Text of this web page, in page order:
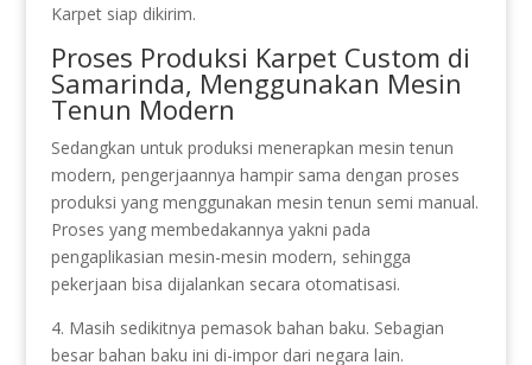
Karpet siap dikirim.
Proses Produksi Karpet Custom di
Samarinda, Menggunakan Mesin
Tenun Modern
Sedangkan untuk produksi menerapkan mesin tenun
modern, pengerjaannya hampir sama dengan proses
produksi yang menggunakan mesin tenun semi manual.
Proses yang membedakannya yakni pada
pengaplikasian mesin-mesin modern, sehingga
pekerjaan bisa dijalankan secara otomatisasi.
4. Masih sedikitnya pemasok bahan baku. Sebagian
besar bahan baku ini di-impor dari negara lain.